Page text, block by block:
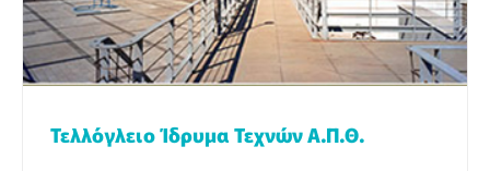
Τελλόγλειο Ίδρυμα Τεχνών Α.Π.Θ.